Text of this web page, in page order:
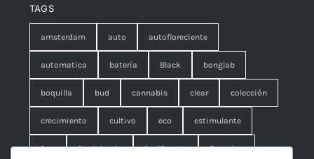
TAGS
amsterdam auto autofloreciente
automatica batería Black bonglab
boquilla bud cannabis clear colección
crecimiento cultivo eco estimulante
fem feminizada fertilizante floracion